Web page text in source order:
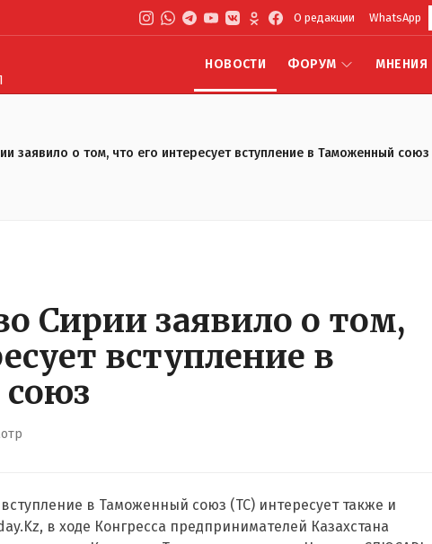
О редакции WhatsApp
НОВОСТИ ФОРУМ МНЕНИЯ
заявило о том, что его интересует вступление в Таможенный союз
Сирии заявило о том,
вступление в
в Таможенный союз (ТС) интересует также и
в ходе Конгресса предпринимателей Казахстана